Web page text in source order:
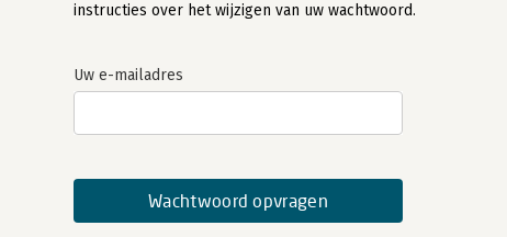
instructies over het wijzigen van uw wachtwoord.
Uw e-mailadres